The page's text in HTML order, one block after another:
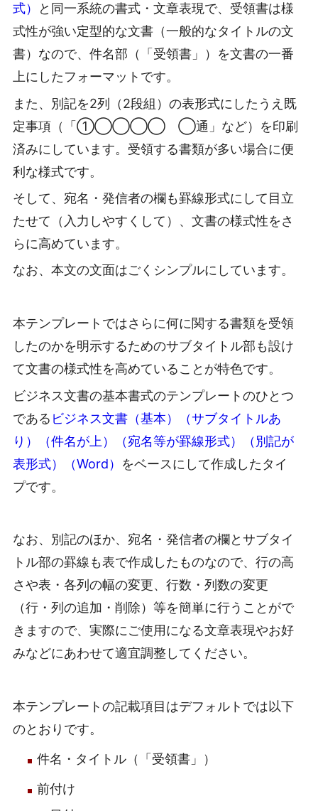
式）
と同一系統の書式・文章表現で、受領書は様
式性が強い定型的な文書（一般的なタイトルの文
書）なので、件名部（「受領書」）を文書の一番
上にしたフォーマットです。
また、別記を2列（2段組）の表形式にしたうえ既
定事項（「①◯◯◯◯ ◯通」など）を印刷
済みにしています。受領する書類が多い場合に便
利な様式です。
そして、宛名・発信者の欄も罫線形式にして目立
たせて（入力しやすくして）、文書の様式性をさ
らに高めています。
なお、本文の文面はごくシンプルにしています。
本テンプレートではさらに何に関する書類を受領
したのかを明示するためのサブタイトル部も設け
て文書の様式性を高めていることが特色です。
ビジネス文書の基本書式のテンプレートのひとつ
である ビジネス文書（基本）（サブタイトルあ
り）（件名が上）（宛名等が罫線形式）（別記が
表形式）（Word） をベースにして作成したタイ
プです。
なお、別記のほか、宛名・発信者の欄とサブタイ
トル部の罫線も表で作成したものなので、行の高
さや表・各列の幅の変更、行数・列数の変更
（行・列の追加・削除）等を簡単に行うことがで
きますので、実際にご使用になる文章表現やお好
みなどにあわせて適宜調整してください。
本テンプレートの記載項目はデフォルトでは以下
のとおりです。
件名・タイトル（「受領書」）
前付け